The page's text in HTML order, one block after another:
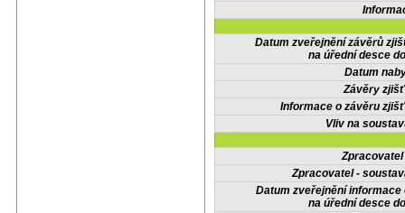
Datum zveřejnění závěrů
na úřední desce
Datum
Závěry
Informace o závěru
Vliv na
Zpracovatel -
Datum zveřejnění informace
na úřední desce